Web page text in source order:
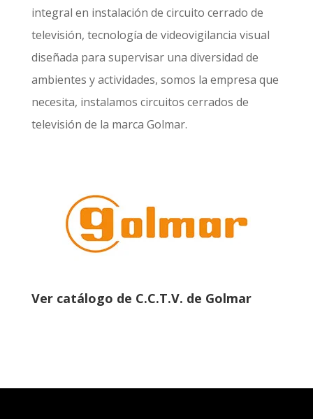
integral en instalación de circuito cerrado de
televisión, tecnología de videovigilancia visual
diseñada para supervisar una diversidad de
ambientes y actividades, somos la empresa que
necesita, instalamos circuitos cerrados de
televisión de la marca Golmar.
Ver catálogo de C.C.T.V. de Golmar